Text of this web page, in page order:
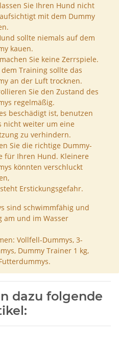
Sie Ihren Hund nicht
mit dem Dummy
sollte niemals auf dem
kauen.
Sie keine Zerrspiele.
dem Training sollte das
an der Luft trocknen.
Sie den Zustand des
regelmäßig.
beschädigt ist, benutzen
nicht weiter um eine
zu verhindern.
Sie die richtige Dummy-
für Ihren Hund. Kleinere
könnten verschluckt
Erstickungsgefahr.
sind schwimmfähig und
am und im Wasser
Vollfell-Dummys, 3-
Dummy Trainer 1 kg,
dazu folgende